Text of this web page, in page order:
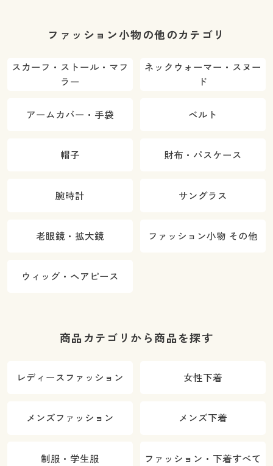
ファッション小物の他のカテゴリ
スカーフ・ストール・マフ
ラー
ネックウォーマー・スヌー
ド
アームカバー・手袋 ベルト
帽子 財布・パスケース
腕時計 サングラス
老眼鏡・拡大鏡 ファッション小物 その他
ウィッグ・ヘアピース
商品カテゴリから商品を探す
レディースファッション 女性下着
メンズファッション メンズ下着
制服・学生服 ファッション・下着すべて